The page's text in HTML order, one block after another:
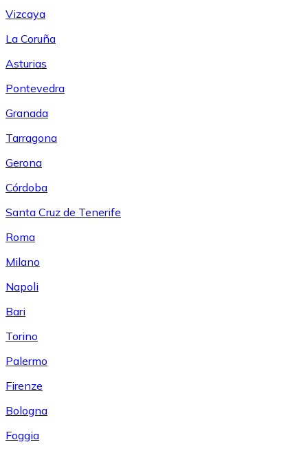
Vizcaya
La Coruña
Asturias
Pontevedra
Granada
Tarragona
Gerona
Córdoba
Santa Cruz de Tenerife
Roma
Milano
Napoli
Bari
Torino
Palermo
Firenze
Bologna
Foggia